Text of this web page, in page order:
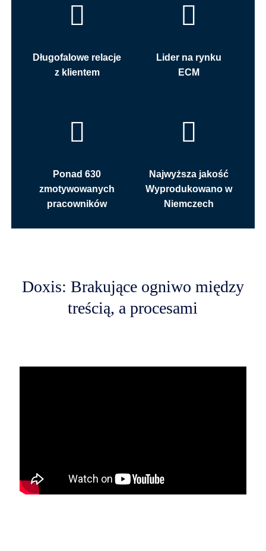
Długofalowe relacje
z klientem
Lider na rynku
ECM
Ponad 630
zmotywowanych
pracowników
Najwyższa jakość
Wyprodukowano w
Niemczech
Doxis: Brakujące ogniwo między
treścią, a procesami